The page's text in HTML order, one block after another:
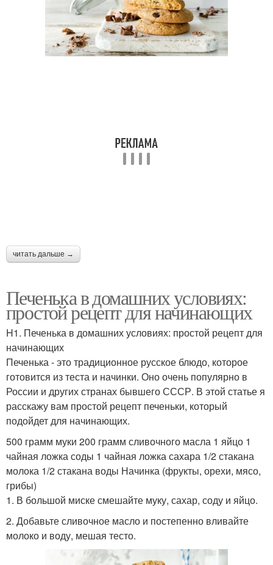
читать дальше →
Печенька в домашних условиях:
простой рецепт для начинающих
H1. Печенька в домашних условиях: простой рецепт для
начинающих
Печенька - это традиционное русское блюдо, которое
готовится из теста и начинки. Оно очень популярно в
России и других странах бывшего СССР. В этой статье я
расскажу вам простой рецепт печеньки, который
подойдет для начинающих.
500 грамм муки 200 грамм сливочного масла 1 яйцо 1
чайная ложка соды 1 чайная ложка сахара 1/2 стакана
молока 1/2 стакана воды Начинка (фрукты, орехи, мясо,
грибы)
1. В большой миске смешайте муку, сахар, соду и яйцо.
2. Добавьте сливочное масло и постепенно вливайте
молоко и воду, мешая тесто.